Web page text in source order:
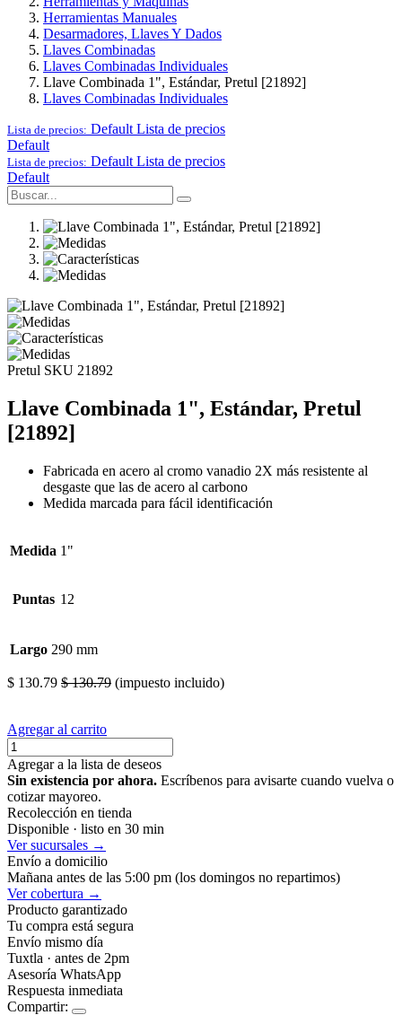
Herramientas Manuales
Desarmadores, Llaves Y Dados
Llaves Combinadas
Llaves Combinadas Individuales
Llave Combinada 1", Estándar, Pretul [21892]
Llaves Combinadas Individuales
Lista de precios: Default Lista de precios
Default
Lista de precios: Default Lista de precios
Default
Pretul SKU 21892
Llave Combinada 1", Estándar, Pretul
[21892]
Fabricada en acero al cromo vanadio 2X más resistente al
desgaste que las de acero al carbono
Medida marcada para fácil identificación
Medida 1"
Puntas 12
Largo 290 mm
$ 130.79 $130.79 (impuesto incluido)
Agregar al carrito
Agregar a la lista de deseos
Sin existencia por ahora. Escríbenos para avisarte cuando vuelva o
cotizar mayoreo.
Recolección en tienda
Disponible · listo en 30 min
Ver sucursales →
Envío a domicilio
Mañana antes de las 5:00 pm (los domingos no repartimos)
Ver cobertura →
Producto garantizado
Tu compra está segura
Envío mismo día
Tuxtla · antes de 2pm
Asesoría WhatsApp
Respuesta inmediata
Compartir: